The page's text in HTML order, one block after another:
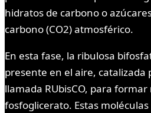
hidratos de carbono o
carbono (CO2) atmosférico.
En esta fase, la ribulosa
presente en el aire, catalizada
llamada RUbisCO, para
fosfoglicerato. Estas